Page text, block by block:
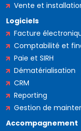
Vente et
Logiciels
Facture
Comptabilité et
Paie et SIRH
Dématérialisation
CRM
Reporting
Gestion de
Accompagnement